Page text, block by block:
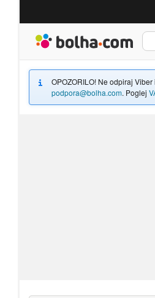
OPOZORILO! Ne odpiraj
podpora@bolha.com. Poglej